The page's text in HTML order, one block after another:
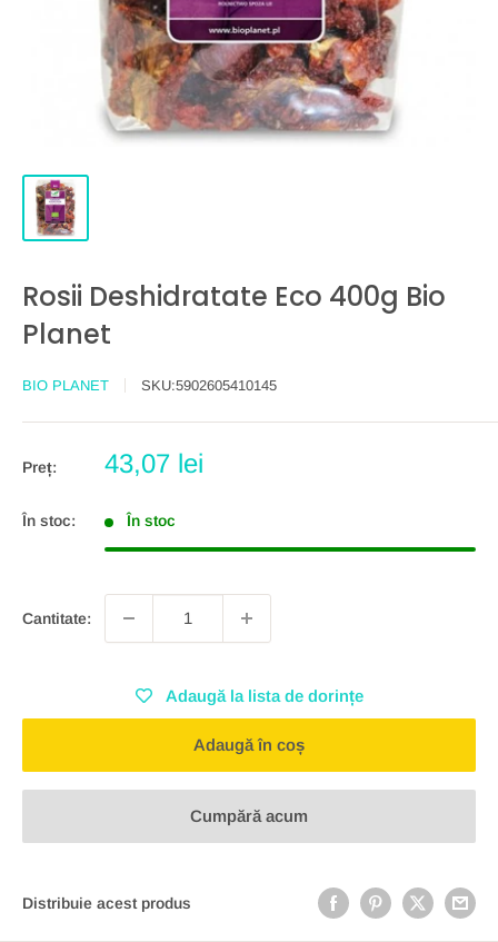
Rosii Deshidratate Eco 400g Bio
Planet
BIO PLANET SKU:5902605410145
Preț:
Preț
43,07 lei
În stoc: În stoc
Cantitate:
Adaugă la lista de dorințe
Adaugă în coș
Cumpără acum
Distribuie acest produs